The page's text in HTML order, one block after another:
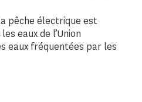
pêche électrique est
eaux de l’Union
eaux fréquentées par les